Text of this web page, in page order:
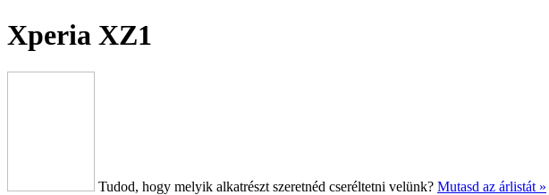
Xperia XZ1
Tudod, hogy melyik alkatrészt szeretnéd cseréltetni velünk? Mutasd az árlistát »